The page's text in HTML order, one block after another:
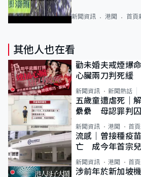
新聞資訊 港聞 首頁
其他人也在看
勸未婚夫戒煙爆
心臟兩刀判死緩
新聞資訊 新聞熱話
五歲童遭虐死｜
纍纍 母認罪判
類案最惡劣
新聞資訊 港聞 首
流感｜曾接種疫
亡 成今年首宗
新聞資訊 港聞 首
涉前年於新加坡